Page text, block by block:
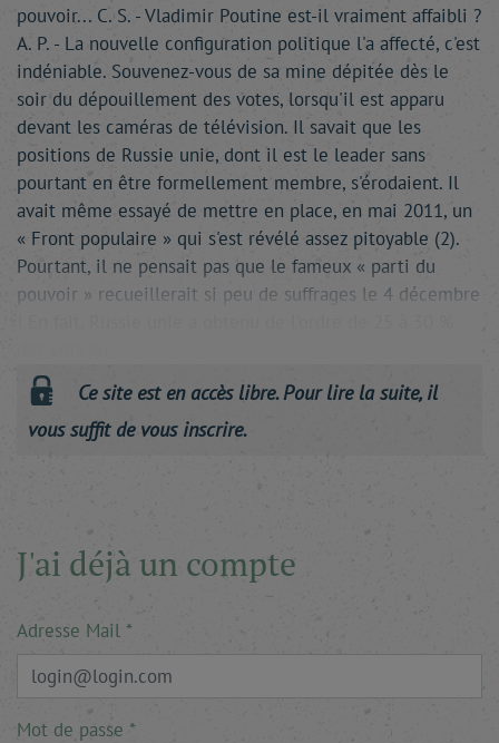
pouvoir... C. S. - Vladimir Poutine est-il vraiment affaibli ?
A. P. - La nouvelle configuration politique l'a affecté, c'est
indéniable. Souvenez-vous de sa mine dépitée dès le
soir du dépouillement des votes, lorsqu'il est apparu
devant les caméras de télévision. Il savait que les
positions de Russie unie, dont il est le leader sans
pourtant en être formellement membre, s'érodaient. Il
avait même essayé de mettre en place, en mai 2011, un
« Front populaire » qui s'est révélé assez pitoyable (2).
Pourtant, il ne pensait pas que le fameux « parti du
pouvoir » recueillerait si peu de suffrages le 4 décembre
Ce site est en accès libre. Pour lire la suite, il
vous suffit de vous inscrire.
J'ai déjà un compte
Adresse Mail
Mot de passe